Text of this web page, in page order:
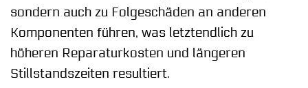
sondern auch zu Folgeschäden an anderen
Komponenten führen, was letztendlich zu
höheren Reparaturkosten und längeren
Stillstandszeiten resultiert.